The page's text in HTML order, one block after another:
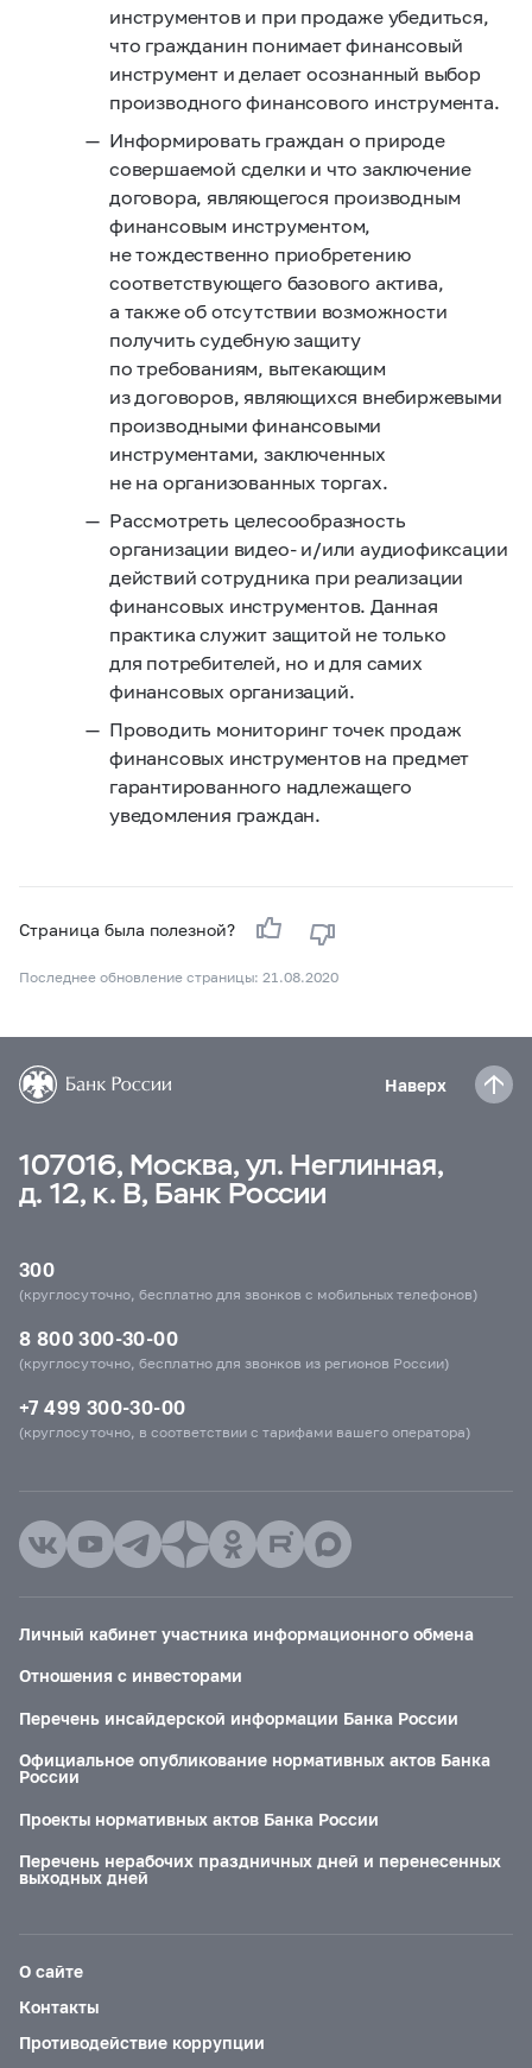
инструментов и при продаже убедиться,
что гражданин понимает финансовый
инструмент и делает осознанный выбор
производного финансового инструмента.
Информировать граждан о природе
совершаемой сделки и что заключение
договора, являющегося производным
финансовым инструментом,
не тождественно приобретению
соответствующего базового актива,
а также об отсутствии возможности
получить судебную защиту
по требованиям, вытекающим
из договоров, являющихся внебиржевыми
производными финансовыми
инструментами, заключенных
не на организованных торгах.
Рассмотреть целесообразность
организации видео- и/или аудиофиксации
действий сотрудника при реализации
финансовых инструментов. Данная
практика служит защитой не только
для потребителей, но и для самих
финансовых организаций.
Проводить мониторинг точек продаж
финансовых инструментов на предмет
гарантированного надлежащего
уведомления граждан.
Страница была полезной?
Последнее обновление страницы: 21.08.2020
Наверх
107016, Москва, ул. Неглинная,
д. 12, к. В, Банк России
300
(круглосуточно, бесплатно для звонков с мобильных телефонов)
8 800 300-30-00
(круглосуточно, бесплатно для звонков из регионов России)
+7 499 300-30-00
(круглосуточно, в соответствии с тарифами вашего оператора)
Личный кабинет участника информационного обмена
Отношения с инвесторами
Перечень инсайдерской информации Банка России
Официальное опубликование нормативных актов Банка
России
Проекты нормативных актов Банка России
Перечень нерабочих праздничных дней и перенесенных
выходных дней
О сайте
Контакты
Противодействие коррупции